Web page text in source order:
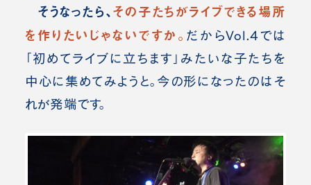
そうなったら、その子たちがライブできる場所
を作りたいじゃないですか。 だからVol.4では
「初めてライブに立ちます」みたいな子たちを
中心に集めてみようと。今の形になったのはそ
れが発端です。